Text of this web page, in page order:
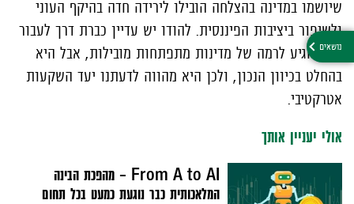
שיושמו במדינה בהצלחה הובילו לירידה חדה בהיקף העוני
ולשיפור ביציבות הפיננסית. להודו יש עדיין כברת דרך לעבור
כדי להגיע לרמה של מדינות מתפתחות מובילות, אבל היא
בהחלט בכיוון הנכון, ולכן היא מהווה לדעתנו יעד השקעות
אטרקטיבי.
אולי יעניין אותך
From A to AI – מהפכת הבינה
המלאכותית כבר נוגעת כמעט בכל תחום